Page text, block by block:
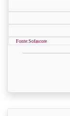
Fonte:Sofascore